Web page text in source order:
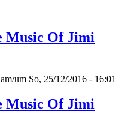
Music Of Jimi
am/um So, 25/12/2016 - 16:01
Music Of Jimi